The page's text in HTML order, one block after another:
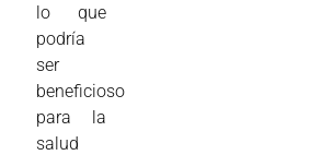
lo que
podría
ser
beneficioso
para la
salud